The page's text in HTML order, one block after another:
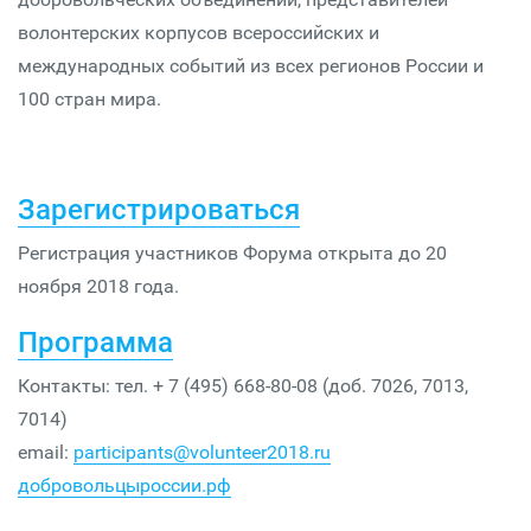
волонтерских корпусов всероссийских и
международных событий из всех регионов России и
100 стран мира.
Зарегистрироваться
Регистрация участников Форума открыта до 20
ноября 2018 года.
Программа
Контакты: тел. + 7 (495) 668-80-08 (доб. 7026, 7013,
7014)
email: participants@volunteer2018.ru
добровольцыроссии.рф